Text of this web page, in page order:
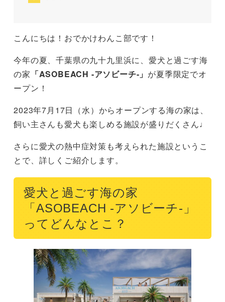
こんにちは！おでかけわんこ部です！
今年の夏、千葉県の九十九里浜に、愛犬と過ごす海
の家 「ASOBEACH -アソビーチ-」 が夏季限定でオ
ープン！
2023年7月17日（水）からオープンする海の家は、
飼い主さんも愛犬も楽しめる施設が盛りだくさん♩
さらに愛犬の熱中症対策も考えられた施設というこ
とで、詳しくご紹介します。
愛犬と過ごす海の家
「ASOBEACH -アソビーチ-」
ってどんなとこ？